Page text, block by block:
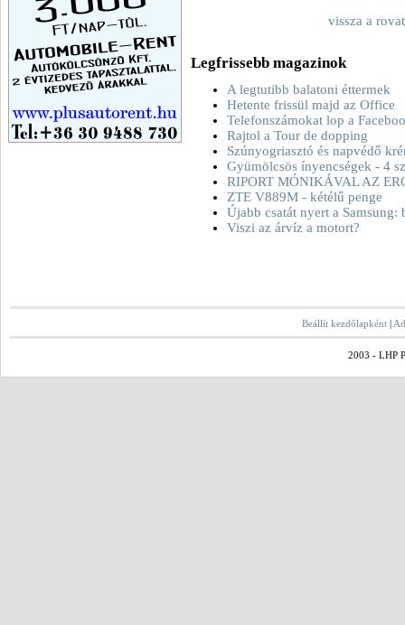
vissza a
Legfrissebb magazinok
A legtutibb balatoni éttermek
Hetente frissül majd az Office
Telefonszámokat lop a
Rajtol a Tour de dopping
Szúnyogriasztó és napvédő
Gyümölcsös ínyencségek - 4
RIPORT MÓNIKÁVAL AZ
ZTE V889M - kétélű penge
Újabb csatát nyert a
Viszi az árvíz a motort?
Beállít kezdőlapként |
2003 - LHP